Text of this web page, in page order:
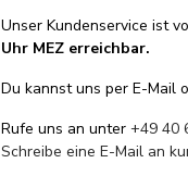
Unser Kundenservice ist
Uhr MEZ erreichbar.
Du kannst uns per E-Mail
Rufe uns an unter+49 40
Schreibe eine E-Mail an